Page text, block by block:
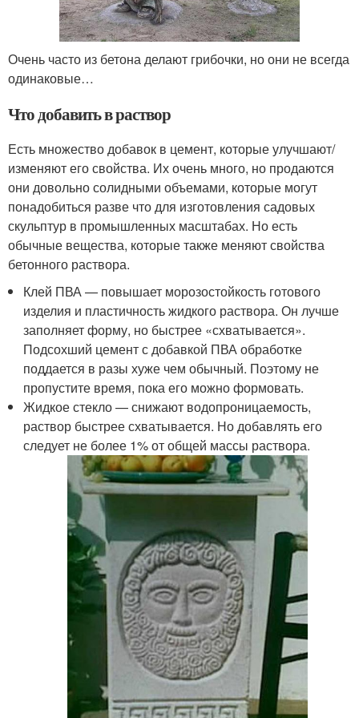
Очень часто из бетона делают грибочки, но они не всегда
одинаковые…
Что добавить в раствор
Есть множество добавок в цемент, которые улучшают/
изменяют его свойства. Их очень много, но продаются
они довольно солидными объемами, которые могут
понадобиться разве что для изготовления садовых
скульптур в промышленных масштабах. Но есть
обычные вещества, которые также меняют свойства
бетонного раствора.
Клей ПВА — повышает морозостойкость готового
изделия и пластичность жидкого раствора. Он лучше
заполняет форму, но быстрее «схватывается».
Подсохший цемент с добавкой ПВА обработке
поддается в разы хуже чем обычный. Поэтому не
пропустите время, пока его можно формовать.
Жидкое стекло — снижают водопроницаемость,
раствор быстрее схватывается. Но добавлять его
следует не более 1% от общей массы раствора.